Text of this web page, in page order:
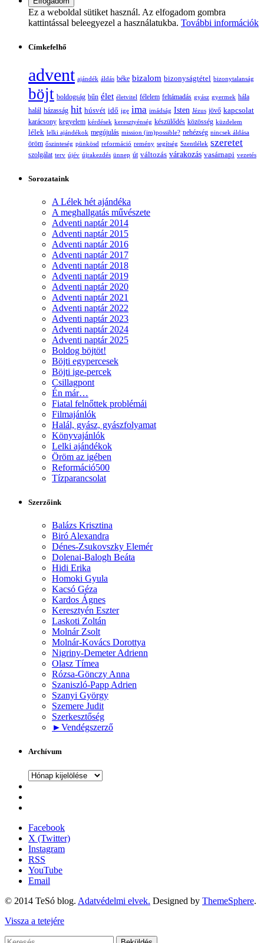
Ez a weboldal sütiket használ. Az elfogadom gombra
kattintással beleegyezel a használatukba. További információk
Címkefelhő
advent ajándék áldás béke bizalom bizonyságtétel bizonytalanság
böjt boldogság bűn élet életvitel félelem feltámadás gyász gyermek hála
halál házasság hit húsvét idő ige ima imádság Isten Jézus jövő kapcsolat
karácsony kegyelem kérdések keresztyénség készülődés közösség küzdelem
lélek lelki ajándékok megújulás mission (im)possible? nehézség nincsek áldása
öröm őszinteség pünkösd reformáció remény segítség Szentlélek szeretet
szolgálat terv újév újrakezdés ünnep út változás várakozás vasárnapi vezetés
Sorozataink
A Lélek hét ajándéka
A meghallgatás művészete
Adventi naptár 2014
Adventi naptár 2015
Adventi naptár 2016
Adventi naptár 2017
Adventi naptár 2018
Adventi naptár 2019
Adventi naptár 2020
Adventi naptár 2021
Adventi naptár 2022
Adventi naptár 2023
Adventi naptár 2024
Adventi naptár 2025
Boldog böjtöt!
Böjti egypercesek
Böjti ige-percek
Csillagpont
Én már…
Fiatal felnőttek problémái
Filmajánlók
Halál, gyász, gyászfolyamat
Könyvajánlók
Lelki ajándékok
Öröm az igében
Reformáció500
Tízparancsolat
Szerzőink
Balázs Krisztina
Biró Alexandra
Dénes-Zsukovszky Elemér
Dolenai-Balogh Beáta
Hidi Erika
Homoki Gyula
Kacsó Géza
Kardos Ágnes
Keresztyén Eszter
Laskoti Zoltán
Molnár Zsolt
Molnár-Kovács Dorottya
Nigriny-Demeter Adrienn
Olasz Tímea
Rózsa-Gönczy Anna
Szaniszló-Papp Adrien
Szanyi György
Szemere Judit
Szerkesztőség
►Vendégszerző
Archívum
Archívum
Facebook
X (Twitter)
Instagram
RSS
YouTube
Email
© 2014 TeSó blog. Adatvédelmi elvek. Designed by ThemeSphere.
Vissza a tetejére